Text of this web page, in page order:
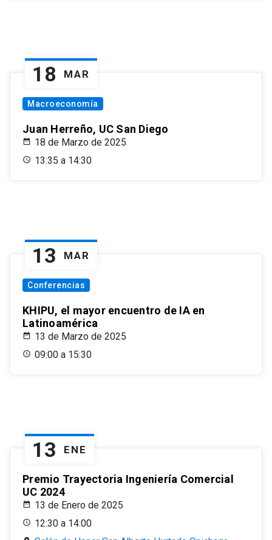
18 MAR
Macroeconomía
Juan Herreño, UC San Diego
18 de Marzo de 2025
13:35 a 14:30
13 MAR
Conferencias
KHIPU, el mayor encuentro de IA en
Latinoamérica
13 de Marzo de 2025
09:00 a 15:30
13 ENE
Premio Trayectoria Ingeniería Comercial
UC 2024
13 de Enero de 2025
12:30 a 14:00